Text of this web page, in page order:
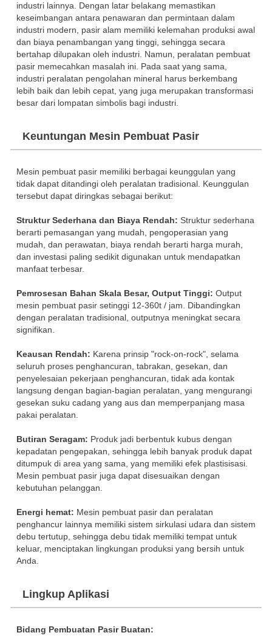
industri lainnya. Dengan latar belakang memastikan
keseimbangan antara penawaran dan permintaan dalam
industri modern, pasir alam memiliki kelemahan produksi awal
dan biaya penambangan yang tinggi, sehingga secara
bertahap dilupakan oleh industri. Namun, peralatan pembuat
pasir memecahkan masalah ini. Pada saat yang sama,
industri peralatan pengolahan mineral harus berkembang
lebih baik dan lebih cepat, yang juga merupakan transformasi
besar dari lompatan simbolis bagi industri.
Keuntungan Mesin Pembuat Pasir
Mesin pembuat pasir memiliki berbagai keunggulan yang
tidak dapat ditandingi oleh peralatan tradisional. Keunggulan
tersebut dapat diringkas sebagai berikut:
Struktur Sederhana dan Biaya Rendah: Struktur sederhana
berarti pemasangan yang mudah, pengoperasian yang
mudah, dan perawatan, biaya rendah berarti harga murah,
dan investasi paling sedikit digunakan untuk mendapatkan
manfaat terbesar.
Pemrosesan Bahan Skala Besar, Output Tinggi: Output
mesin pembuat pasir setinggi 12-360t / jam. Dibandingkan
dengan peralatan tradisional, outputnya meningkat secara
signifikan.
Keausan Rendah: Karena prinsip "rock-on-rock", selama
seluruh proses penghancuran, tabrakan, gesekan, dan
penyelesaian pekerjaan penghancuran, tidak ada kontak
langsung dengan bagian-bagian peralatan, yang mengurangi
gesekan suku cadang yang aus dan memperpanjang masa
pakai peralatan.
Butiran Seragam: Produk jadi berbentuk kubus dengan
kepadatan pengepakan, sehingga lebih banyak produk dapat
ditumpuk di area yang sama, yang memiliki efek plastisisasi.
Mesin pembuat pasir juga dapat disesuaikan dengan
kebutuhan pelanggan.
Energi hemat: Mesin pembuat pasir dan peralatan
penghancur lainnya memiliki sistem sirkulasi udara dan sistem
debu tertutup, sehingga debu tidak memiliki tempat untuk
keluar, menciptakan lingkungan produksi yang bersih untuk
Anda.
Lingkup Aplikasi
Bidang Pembuatan Pasir Buatan: